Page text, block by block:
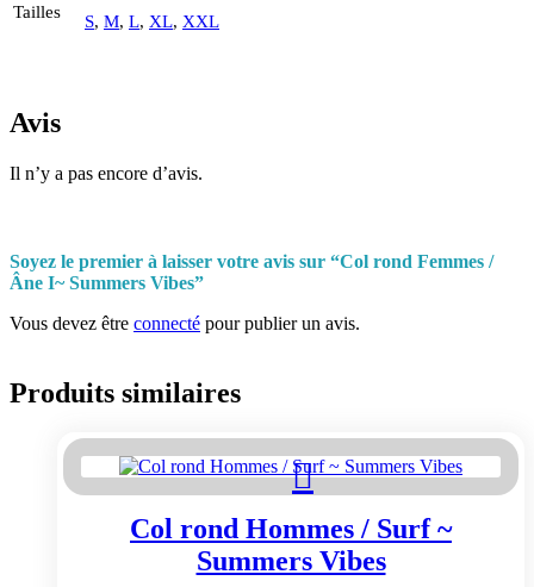
Tailles
S, M, L, XL, XXL
Avis
Il n’y a pas encore d’avis.
Soyez le premier à laisser votre avis sur “Col rond Femmes /
Âne I~ Summers Vibes”
Vous devez être connecté pour publier un avis.
Produits similaires
Col rond Hommes / Surf ~
Summers Vibes